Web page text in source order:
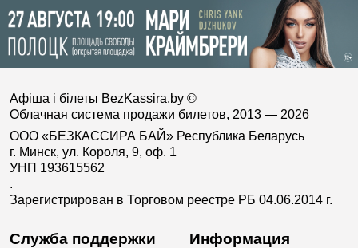
Афіша і білеты BezKassira.by ©
Облачная система продажи билетов, 2013 — 2026
ООО «БЕЗКАССИРА БАЙ» Республика Беларусь
г. Минск, ул. Короля, 9, оф. 1
УНП 193615562
.
Зарегистрирован в Торговом реестре РБ 04.06.2014 г.
Служба поддержки Информация